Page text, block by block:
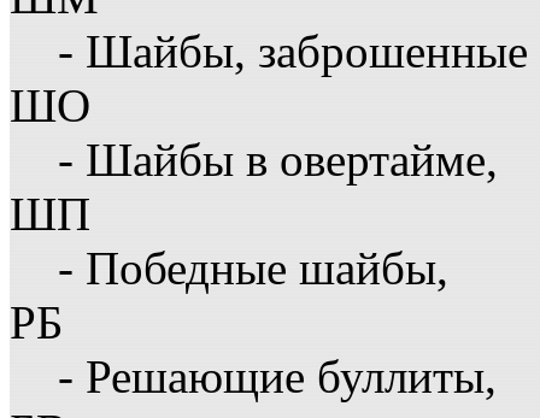
- Шайбы, заброшенные
ШО
- Шайбы в овертайме,
ШП
- Победные шайбы,
РБ
- Решающие буллиты,